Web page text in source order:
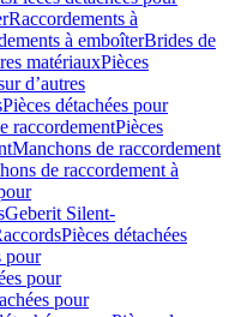
Raccordements à
à emboîterBrides de
matériauxPièces
d’autres
Pièces détachées pour
raccordementPièces
Manchons de raccordement
de raccordement à
Geberit Silent-
Pièces détachées
pour
pour
pour